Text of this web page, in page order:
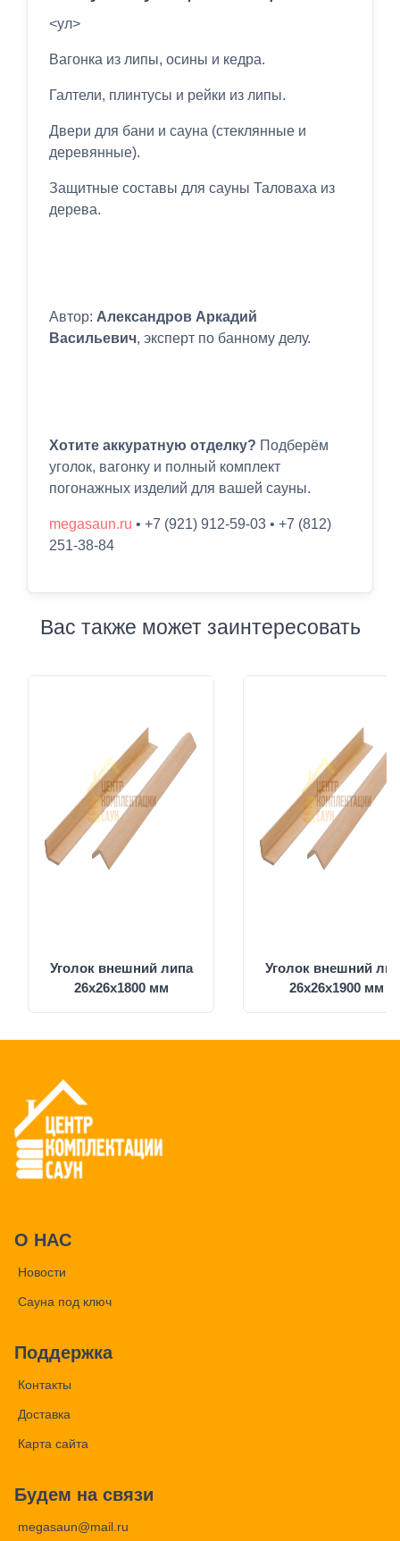
<ул>
Вагонка из липы, осины и кедра.
Галтели, плинтусы и рейки из липы.
Двери для бани и сауна (стеклянные и
деревянные).
Защитные составы для сауны Таловаха из
дерева.
Автор: Александров Аркадий
Васильевич, эксперт по банному делу.
Хотите аккуратную отделку? Подберём
уголок, вагонку и полный комплект
погонажных изделий для вашей сауны.
megasaun.ru • +7 (921) 912-59-03 • +7 (812)
251-38-84
Вас также может заинтересовать
Уголок внешний липа
26x26x1800 мм
Уголок внешний
26х26х1900 мм
О НАС
Новости
Сауна под ключ
Поддержка
Контакты
Доставка
Карта сайта
Будем на связи
megasaun@mail.ru